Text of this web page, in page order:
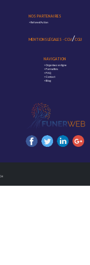
NOS PARTENAIRES
>Reforest'Action
MENTIONS LÉGALES - CGV/CGU
NAVIGATION
>Organisez en ligne
>Formalités
>FAQ
>Contact
>Blog